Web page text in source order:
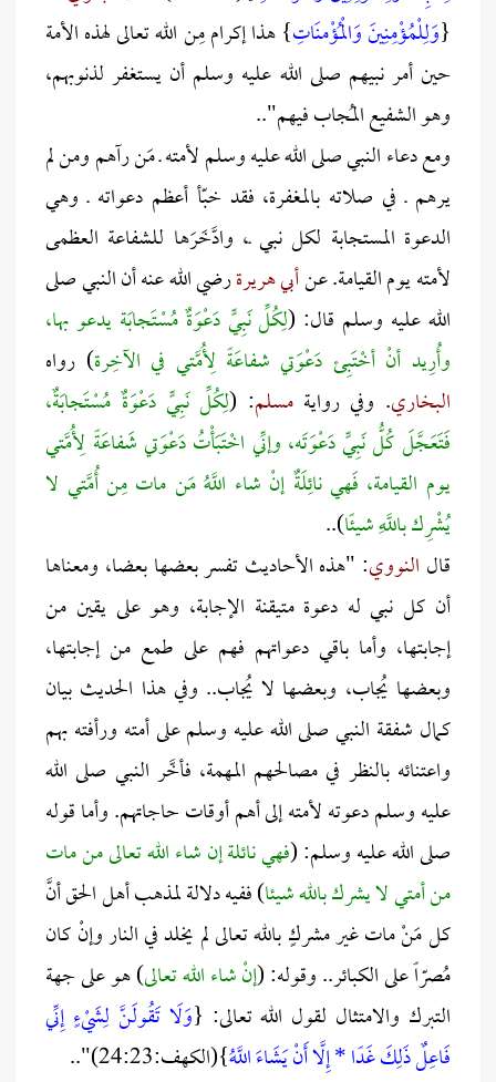
{وَلِلْمُؤْمِنِينَ وَالْمُؤْمنَاتِ} هذا إكرام مِن الله تعالى لهذه الأمة
حين أمر نبيهم صلى الله عليه وسلم أن يستغفر لذنوبهم،
وهو الشفيع المُجاب فيهم"..
ومع دعاء النبي صلى الله عليه وسلم لأمته ـ مَن رآهم ومن لم
يرهم ـ في صلاته بالمغفرة، فقد خبّأ أعظم دعواته ـ وهي
الدعوة المستجابة لكل نبي ـ، وادَّخَرَها للشفاعة العظمى
لأمته يوم القيامة. عنأبي هريرةرضي الله عنه أن النبي صلى
الله عليه وسلم قال: (لِكُلِّ نَبِيٍّ دَعْوَةٌ مُسْتَجابَة يدعو بها،
وأُرِيد أنْ أخْتَبِئ دَعْوَتي شفاعَةً لِأُمَّتي في الآخِرة) رواه
البخاري. وفي رواية مسلم: (لِكُلِّ نَبِيٍّ دَعْوَةٌ مُسْتَجابَةٌ،
فَتَعَجَّلَ كُلُّ نَبِيٍّ دَعْوَتَه، وإنِّي اخْتَبَأْتُ دَعْوَتي شَفاعَةً لِأُمَّتي
يوم القيامة، فَهي نائِلَةٌ إنْ شاء اللَّهُ مَن مات مِن أُمَّتي لا
يُشْرِك باللَّهِ شيئًا)..
قال النووي: "هذه الأحاديث تفسر بعضها بعضا، ومعناها
أن كل نبي له دعوة متيقنة الإجابة، وهو على يقين من
إجابتها، وأما باقي دعواتهم فهم على طمع من إجابتها،
وبعضها يُجاب، وبعضها لا يُجاب.. وفي هذا الحديث بيان
كمال شفقة النبي صلى الله عليه وسلم على أمته ورأفته بهم
واعتنائه بالنظر في مصالحهم المهمة، فأخَّر النبي صلى الله
عليه وسلم دعوته لأمته إلى أهم أوقات حاجاتهم. وأما قوله
صلى الله عليه وسلم: (فهي نائلةإن شاء الله تعالىمن مات
من أمتي لا يشرك بالله شيئا) ففيه دلالة لمذهب أهل الحق أنَّ
كل مَنْ مات غير مشركٍ بالله تعالى لم يخلد في النار وإنْ كان
مُصرّاً على الكبائر.. وقوله: (إنْ شاء الله تعالى) هو على جهة
التبرك والامتثال لقول الله تعالى: {وَلَا تَقُولَنَّ لِشَيْءٍ إِنِّي
فَاعِلٌ ذَلِكَ غَدًا * إِلَّا أَنْ يَشَاءَ اللَّهُ}(الكهف:24:23)"..